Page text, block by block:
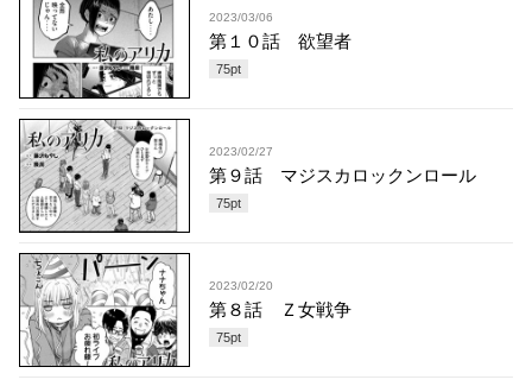
2023/03/06
第１０話 欲望者
75pt
2023/02/27
第９話 マジスカロックンロール
75pt
2023/02/20
第８話 Ｚ女戦争
75pt